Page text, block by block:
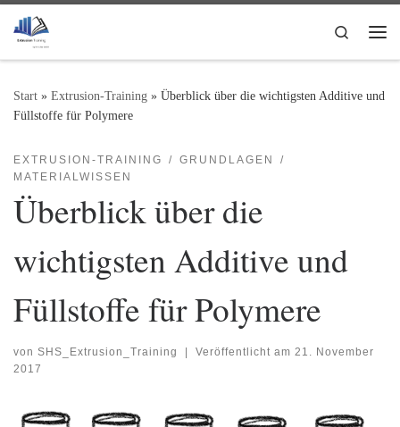
Zum Inhalt springen
Search
Start » Extrusion-Training » Überblick über die wichtigsten Additive und
Füllstoffe für Polymere
EXTRUSION-TRAINING
GRUNDLAGEN
MATERIALWISSEN
Überblick über die
wichtigsten Additive und
Füllstoffe für Polymere
von SHS_Extrusion_Training Veröffentlicht am 21. November
2017